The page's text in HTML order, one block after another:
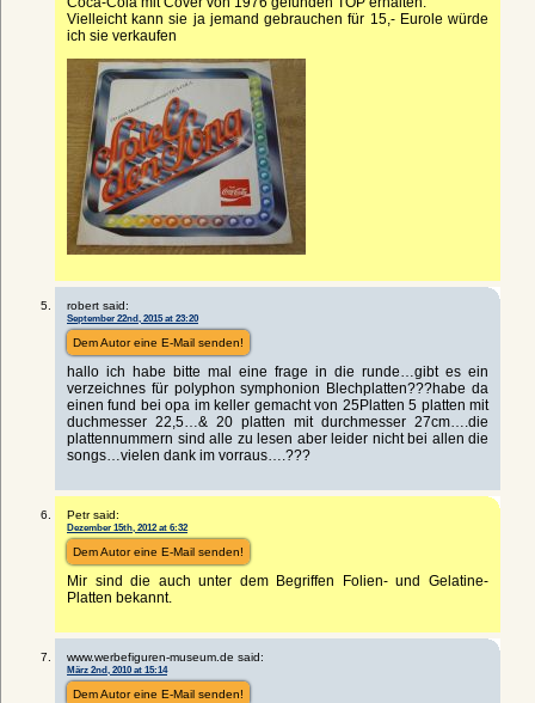
Vielleicht kann sie ja jemand gebrauchen für 15,- Eurole würde
ich sie verkaufen
robert said:
September 22nd, 2015 at 23:20
Dem Autor eine E-Mail senden!
hallo ich habe bitte mal eine frage in die runde…gibt es ein
verzeichnes für polyphon symphonion Blechplatten???habe da
einen fund bei opa im keller gemacht von 25Platten 5 platten mit
duchmesser 22,5…& 20 platten mit durchmesser 27cm….die
plattennummern sind alle zu lesen aber leider nicht bei allen die
songs…vielen dank im vorraus….???
Petr said:
Dezember 15th, 2012 at 6:32
Dem Autor eine E-Mail senden!
Mir sind die auch unter dem Begriffen Folien- und Gelatine-
Platten bekannt.
www.werbefiguren-museum.de said:
März 2nd, 2010 at 15:14
Dem Autor eine E-Mail senden!